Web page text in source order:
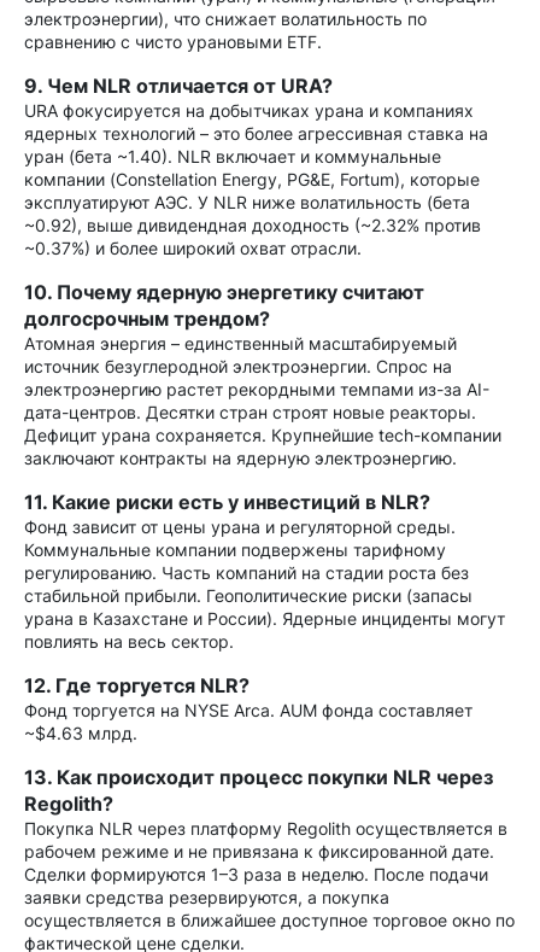
электроэнергии), что снижает волатильность по
сравнению с чисто урановыми ETF.
9. Чем NLR отличается от URA?
URA фокусируется на добытчиках урана и компаниях
ядерных технологий – это более агрессивная ставка на
уран (бета ~1.40). NLR включает и коммунальные
компании (Constellation Energy, PG&E, Fortum), которые
эксплуатируют АЭС. У NLR ниже волатильность (бета
~0.92), выше дивидендная доходность (~2.32% против
~0.37%) и более широкий охват отрасли.
10. Почему ядерную энергетику считают
долгосрочным трендом?
Атомная энергия – единственный масштабируемый
источник безуглеродной электроэнергии. Спрос на
электроэнергию растет рекордными темпами из-за AI-
дата-центров. Десятки стран строят новые реакторы.
Дефицит урана сохраняется. Крупнейшие tech-компании
заключают контракты на ядерную электроэнергию.
11. Какие риски есть у инвестиций в NLR?
Фонд зависит от цены урана и регуляторной среды.
Коммунальные компании подвержены тарифному
регулированию. Часть компаний на стадии роста без
стабильной прибыли. Геополитические риски (запасы
урана в Казахстане и России). Ядерные инциденты могут
повлиять на весь сектор.
12. Где торгуется NLR?
Фонд торгуется на NYSE Arca. AUM фонда составляет
~$4.63 млрд.
13. Как происходит процесс покупки NLR через
Regolith?
Покупка NLR через платформу Regolith осуществляется в
рабочем режиме и не привязана к фиксированной дате.
Сделки формируются 1–3 раза в неделю. После подачи
заявки средства резервируются, а покупка
осуществляется в ближайшее доступное торговое окно по
фактической цене сделки.